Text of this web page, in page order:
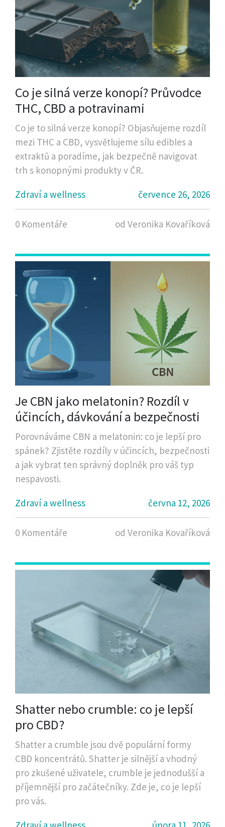
Co je silná verze konopí? Průvodce
THC, CBD a potravinami
Co je to silná verze konopí? Objasňujeme rozdíl
mezi THC a CBD, vysvětlujeme sílu edibles a
extraktů a poradíme, jak bezpečně navigovat
trh s konopnými produkty v ČR.
Zdraví a wellness
července 26, 2026
0 Komentáře od Veronika Kovaříková
Je CBN jako melatonin? Rozdíl v
účincích, dávkování a bezpečnosti
Porovnáváme CBN a melatonin: co je lepší pro
spánek? Zjistěte rozdíly v účincích, bezpečnosti
a jak vybrat ten správný doplněk pro váš typ
nespavosti.
Zdraví a wellness
června 12, 2026
0 Komentáře od Veronika Kovaříková
Shatter nebo crumble: co je lepší
pro CBD?
Shatter a crumble jsou dvě populární formy
CBD koncentrátů. Shatter je silnější a vhodný
pro zkušené uživatele, crumble je jednodušší a
příjemnější pro začátečníky. Zde je, co je lepší
pro vás.